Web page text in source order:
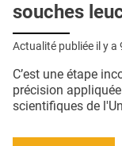
souches
Actualité publiée il y a
C’est une étape
précision
scientifiques de